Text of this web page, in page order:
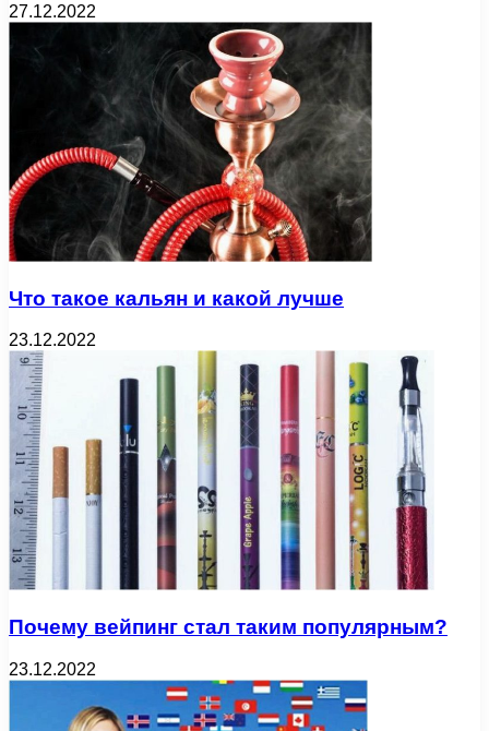
27.12.2022
Что такое кальян и какой лучше
23.12.2022
Почему вейпинг стал таким популярным?
23.12.2022